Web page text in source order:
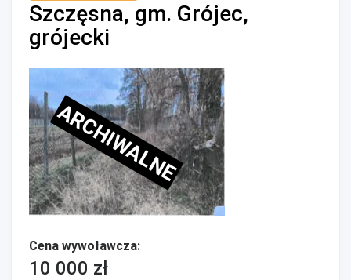
Szczęsna, gm. Grójec,
grójecki
ARCHIWALNE
Cena wywoławcza:
10 000 zł